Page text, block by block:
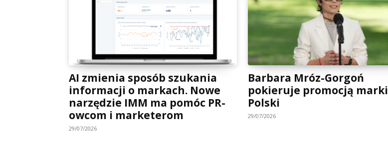
AI zmienia sposób szukania
informacji o markach. Nowe
narzędzie IMM ma pomóc PR-
owcom i marketerom
29/07/2026
Barbara Mróz-Gorgoń
pokieruje promocją marki
Polski
29/07/2026